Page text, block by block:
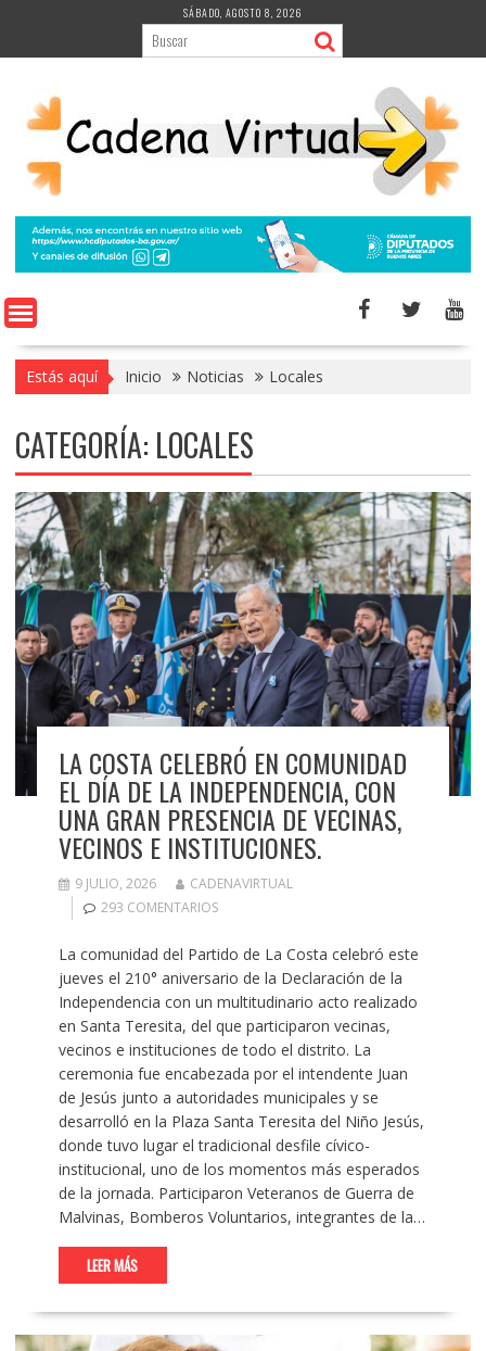
contenido
SÁBADO, AGOSTO 8, 2026
Estás aquí Inicio Noticias Locales
CATEGORÍA: LOCALES
LA COSTA CELEBRÓ EN COMUNIDAD
EL DÍA DE LA INDEPENDENCIA, CON
UNA GRAN PRESENCIA DE VECINAS,
VECINOS E INSTITUCIONES.
9 JULIO, 2026
CADENAVIRTUAL
293 COMENTARIOS
La comunidad del Partido de La Costa celebró este
jueves el 210° aniversario de la Declaración de la
Independencia con un multitudinario acto realizado
en Santa Teresita, del que participaron vecinas,
vecinos e instituciones de todo el distrito. La
ceremonia fue encabezada por el intendente Juan
de Jesús junto a autoridades municipales y se
desarrolló en la Plaza Santa Teresita del Niño Jesús,
donde tuvo lugar el tradicional desfile cívico-
institucional, uno de los momentos más esperados
de la jornada. Participaron Veteranos de Guerra de
Malvinas, Bomberos Voluntarios, integrantes de la…
LEER MÁS